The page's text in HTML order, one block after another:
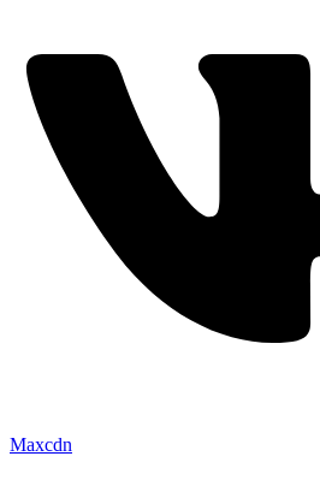
Maxcdn